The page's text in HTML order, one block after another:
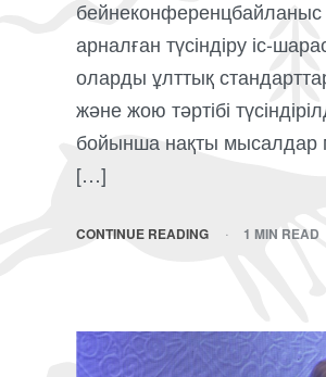
бейнеконференцбайланыс
арналған түсіндіру іс-
оларды ұлттық
және жою тәртібі
бойынша нақты мысалдар
[…]
CONTINUE READING 1 MIN READ